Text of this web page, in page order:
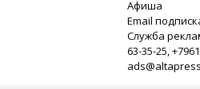
Афиша
Email
Служба
63-35-25,